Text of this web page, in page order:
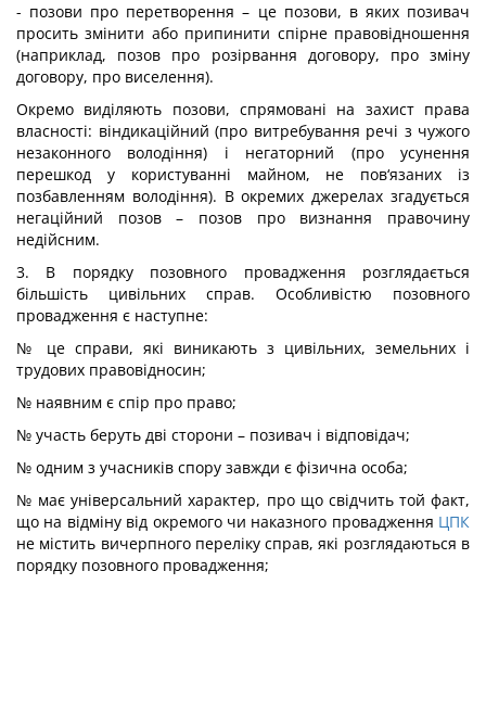
- позови про перетворення – це позови, в яких позивач
просить змінити або припинити спірне правовідношення
(наприклад, позов про розірвання договору, про зміну
договору, про виселення).
Окремо виділяють позови, спрямовані на захист права
власності: віндикаційний (про витребування речі з чужого
незаконного володіння) і негаторний (про усунення
перешкод у користуванні майном, не пов‘язаних із
позбавленням володіння). В окремих джерелах згадується
негаційний позов – позов про визнання правочину
недійсним.
3. В порядку позовного провадження розглядається
більшість цивільних справ. Особливістю позовного
провадження є наступне:
№ це справи, які виникають з цивільних, земельних і
трудових правовідносин;
№ наявним є спір про право;
№ участь беруть дві сторони – позивач і відповідач;
№ одним з учасників спору завжди є фізична особа;
№ має універсальний характер, про що свідчить той факт,
що на відміну від окремого чи наказного провадження ЦПК
не містить вичерпного переліку справ, які розглядаються в
порядку позовного провадження;